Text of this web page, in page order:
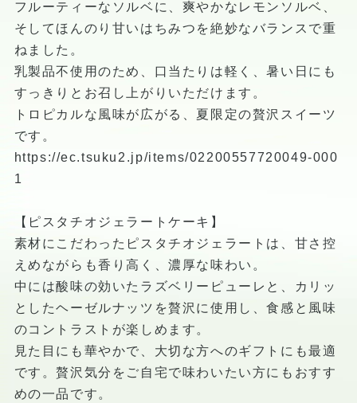
フルーティーなソルベに、爽やかなレモンソルベ、
そしてほんのり甘いはちみつを絶妙なバランスで重
ねました。
乳製品不使用のため、口当たりは軽く、暑い日にも
すっきりとお召し上がりいただけます。
トロピカルな風味が広がる、夏限定の贅沢スイーツ
です。
https://ec.tsuku2.jp/items/02200557720049-000
1
【ピスタチオジェラートケーキ】
素材にこだわったピスタチオジェラートは、甘さ控
えめながらも香り高く、濃厚な味わい。
中には酸味の効いたラズベリーピューレと、カリッ
としたヘーゼルナッツを贅沢に使用し、食感と風味
のコントラストが楽しめます。
見た目にも華やかで、大切な方へのギフトにも最適
です。贅沢気分をご自宅で味わいたい方にもおすす
めの一品です。